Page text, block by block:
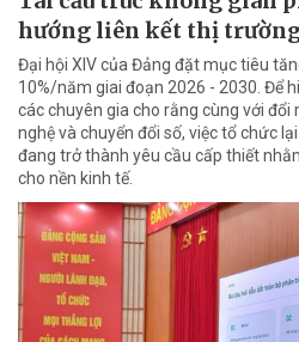
hướng liên kết thị
Đại hội XIV của Đảng đặt mục tiêu
10%/năm giai đoạn 2026 - 2030. Để
các chuyên gia cho rằng cùng với đổi
nghệ và chuyển đổi số, việc tổ chức
đang trở thành yêu cầu cấp thiết
cho nền kinh tế.